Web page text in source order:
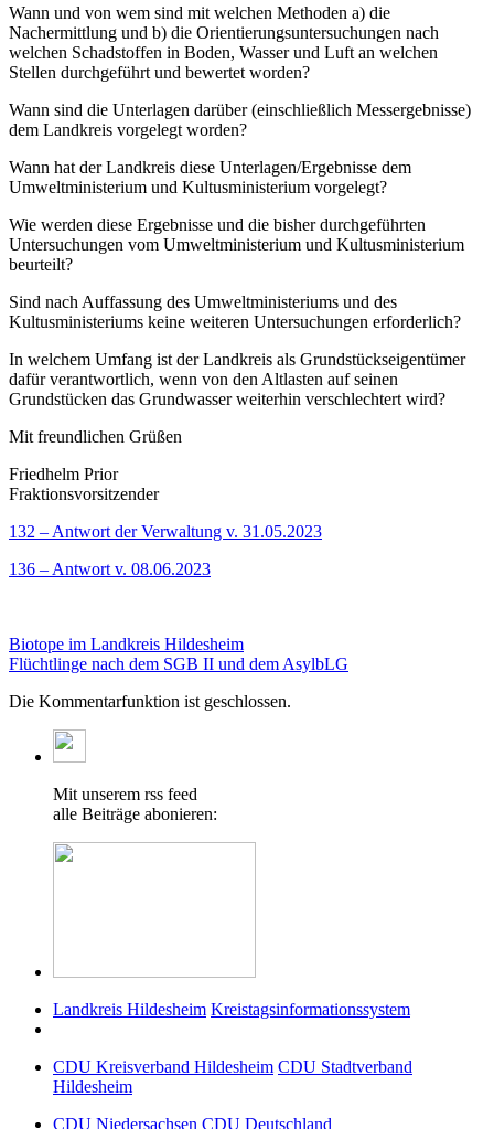
Wann und von wem sind mit welchen Methoden a) die
Nachermittlung und b) die Orientierungsuntersuchungen nach
welchen Schadstoffen in Boden, Wasser und Luft an welchen
Stellen durchgeführt und bewertet worden?
Wann sind die Unterlagen darüber (einschließlich Messergebnisse)
dem Landkreis vorgelegt worden?
Wann hat der Landkreis diese Unterlagen/Ergebnisse dem
Umweltministerium und Kultusministerium vorgelegt?
Wie werden diese Ergebnisse und die bisher durchgeführten
Untersuchungen vom Umweltministerium und Kultusministerium
beurteilt?
Sind nach Auffassung des Umweltministeriums und des
Kultusministeriums keine weiteren Untersuchungen erforderlich?
In welchem Umfang ist der Landkreis als Grundstückseigentümer
dafür verantwortlich, wenn von den Altlasten auf seinen
Grundstücken das Grundwasser weiterhin verschlechtert wird?
Mit freundlichen Grüßen
Friedhelm Prior
Fraktionsvorsitzender
132 – Antwort der Verwaltung v. 31.05.2023
136 – Antwort v. 08.06.2023
Biotope im Landkreis Hildesheim
Flüchtlinge nach dem SGB II und dem AsylbLG
Die Kommentarfunktion ist geschlossen.
Mit unserem rss feed
alle Beiträge abonieren:
Landkreis Hildesheim Kreistagsinformationssystem
CDU Kreisverband Hildesheim CDU Stadtverband
Hildesheim
CDU Niedersachsen CDU Deutschland